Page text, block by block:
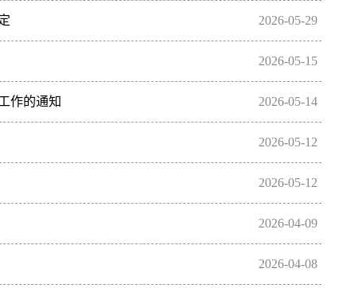
若干意见》和《湖南省学联学生会组织改革实施方案》要
2026-05-29
生会主席评选工作的通知》，经学院推荐、资格审查、答辩
2026-05-15
院遴选、研究生院初审及专家评审，共评选出优秀创新成果
2026-05-14
作的通知
验，调动各学院研究生会工作积极性，促进学院之间的沟通
2026-05-12
署要求，紧扣“十五五”规划开局与教育强国建设三年行动计
2026-05-12
志愿支教队，选拔优秀研究生前往学校乡村振兴驻村帮扶点
2026-04-09
通知》要求，经各培养学院自主申报、研究生院审核评审，
2026-04-08